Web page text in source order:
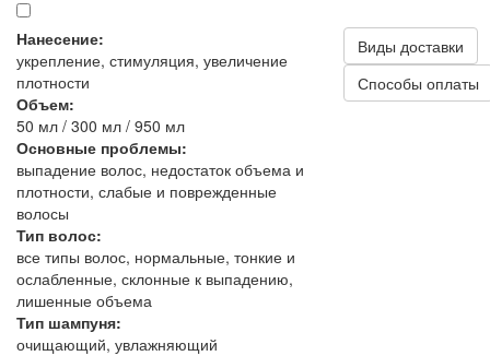
Нанесение:
укрепление, стимуляция, увеличение
плотности
Объем:
50 мл / 300 мл / 950 мл
Основные проблемы:
выпадение волос, недостаток объема и
плотности, слабые и поврежденные
волосы
Тип волос:
все типы волос, нормальные, тонкие и
ослабленные, склонные к выпадению,
лишенные объема
Тип шампуня:
очищающий, увлажняющий
Виды доставки
Способы оплаты